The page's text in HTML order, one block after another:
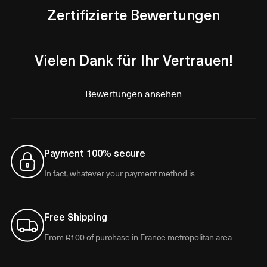
Zertifizierte Bewertungen
Vielen Dank für Ihr Vertrauen!
Bewertungen ansehen
Payment 100% secure
In fact, whatever your payment method is
Free Shipping
From €100 of purchase in France metropolitan area